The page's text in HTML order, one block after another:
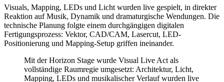
Visuals, Mapping, LEDs und Licht wurden live gespielt, in direkter
Reaktion auf Musik, Dynamik und dramaturgische Wendungen. Die
technische Planung folgte einem durchgängigen digitalen
Fertigungsprozess: Vektor, CAD/CAM, Lasercut, LED-
Positionierung und Mapping-Setup griffen ineinander.
Mit der Horizon Stage wurde Visual Live Act als
vollständige Raumregie umgesetzt: Architektur, Licht,
Mapping, LEDs und musikalischer Verlauf wurden live